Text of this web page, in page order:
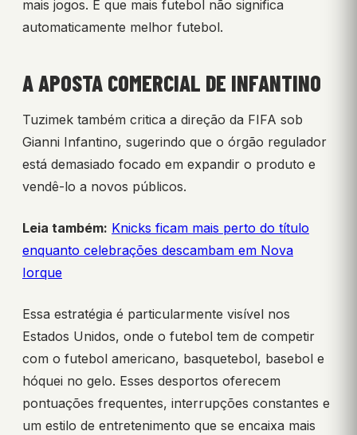
mais jogos. É que mais futebol não significa
automaticamente melhor futebol.
A APOSTA COMERCIAL DE INFANTINO
Tuzimek também critica a direção da FIFA sob
Gianni Infantino, sugerindo que o órgão regulador
está demasiado focado em expandir o produto e
vendê-lo a novos públicos.
Leia também: Knicks ficam mais perto do título
enquanto celebrações descambam em Nova
Iorque
Essa estratégia é particularmente visível nos
Estados Unidos, onde o futebol tem de competir
com o futebol americano, basquetebol, basebol e
hóquei no gelo. Esses desportos oferecem
pontuações frequentes, interrupções constantes e
um estilo de entretenimento que se encaixa mais